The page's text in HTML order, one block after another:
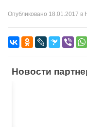
Опубликовано 18.01.2017 в
Новости